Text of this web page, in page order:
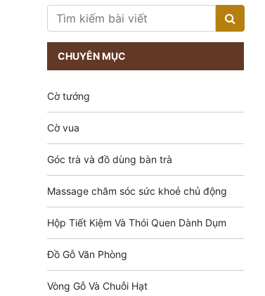
CHUYÊN MỤC
Cờ tướng
Cờ vua
Góc trà và đồ dùng bàn trà
Massage chăm sóc sức khoẻ chủ động
Hộp Tiết Kiệm Và Thói Quen Dành Dụm
Đồ Gỗ Văn Phòng
Vòng Gỗ Và Chuỗi Hạt